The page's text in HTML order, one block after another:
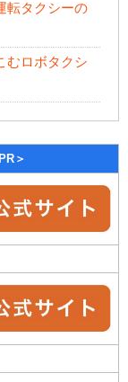
転タクシーの
むロボタクシ
＞